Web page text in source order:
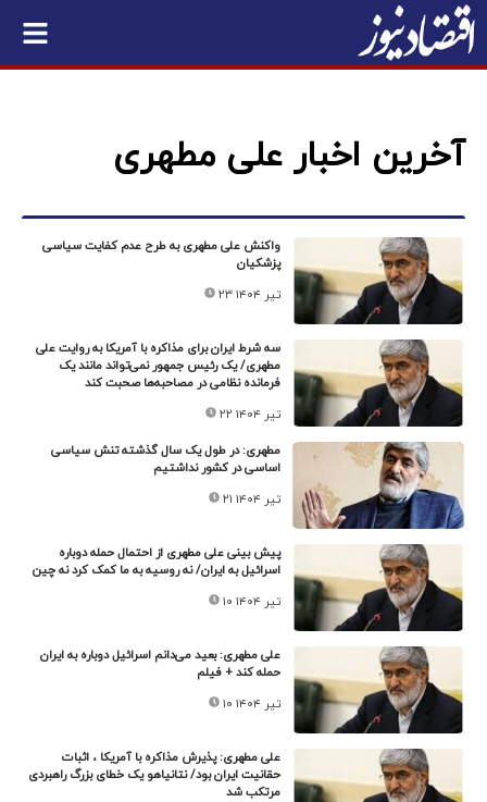
آخرین اخبار علی مطهری
واکنش علی مطهری به طرح عدم کفایت سیاسی
پزشکیان
۲۳ تیر ۱۴۰۴
سه شرط ایران برای مذاکره با آمریکا به روایت علی
مطهری/ یک رئیس جمهور نمی‌تواند مانند یک
فرمانده نظامی در مصاحبه‌ها صحبت کند
۲۲ تیر ۱۴۰۴
مطهری: در طول یک سال گذشته تنش سیاسی
اساسی در کشور نداشتیم
۲۱ تیر ۱۴۰۴
پیش بینی علی مطهری از احتمال حمله دوباره
اسرائیل به ایران/ نه روسیه به ما کمک کرد نه چین
۱۰ تیر ۱۴۰۴
علی مطهری: بعید می‌دانم اسرائیل دوباره به ایران
حمله کند + فیلم
۱۰ تیر ۱۴۰۴
علی مطهری: پذیرش مذاکره با آمریکا ، اثبات
حقانیت ایران بود/ نتانیاهو یک خطای بزرگ راهبردی
مرتکب شد